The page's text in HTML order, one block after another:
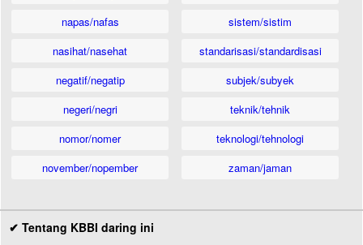
napas/nafas
nasihat/nasehat
negatif/negatip
negeri/negri
nomor/nomer
november/nopember
sistem/sistim
standarisasi/standardisasi
subjek/subyek
teknik/tehnik
teknologi/tehnologi
zaman/jaman
✔ Tentang KBBI daring ini